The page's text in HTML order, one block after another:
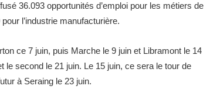
36.093 opportunités d’emploi pour les métiers de
l’industrie manufacturière.
ce 7 juin, puis Marche le 9 juin et Libramont le 14
le second le 21 juin. Le 15 juin, ce sera le tour de
à Seraing le 23 juin.